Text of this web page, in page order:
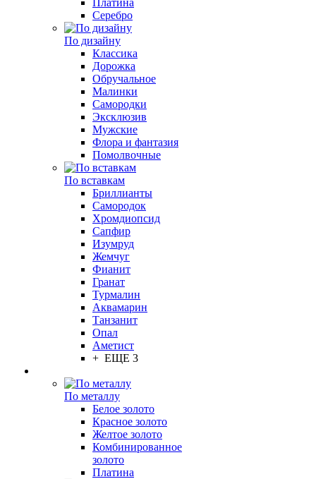
Платина
Серебро
По дизайну
Классика
Дорожка
Обручальное
Малинки
Самородки
Эксклюзив
Мужские
Флора и фантазия
Помолвочные
По вставкам
Бриллианты
Самородок
Хромдиопсид
Сапфир
Изумруд
Жемчуг
Фианит
Гранат
Турмалин
Аквамарин
Танзанит
Опал
Аметист
+ ЕЩЕ 3
По металлу
Белое золото
Красное золото
Желтое золото
Комбинированное
золото
Платина